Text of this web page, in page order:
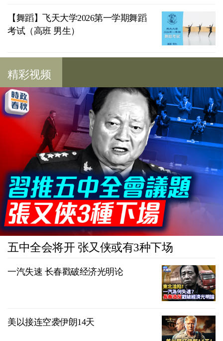
【舞蹈】飞天大学2026第一学期舞蹈
考试（高班 男生）
精彩视频
五中全会将开 张又侠或有3种下场
一汽失速 长春戳破经济光明论
美以接连空袭伊朗14天